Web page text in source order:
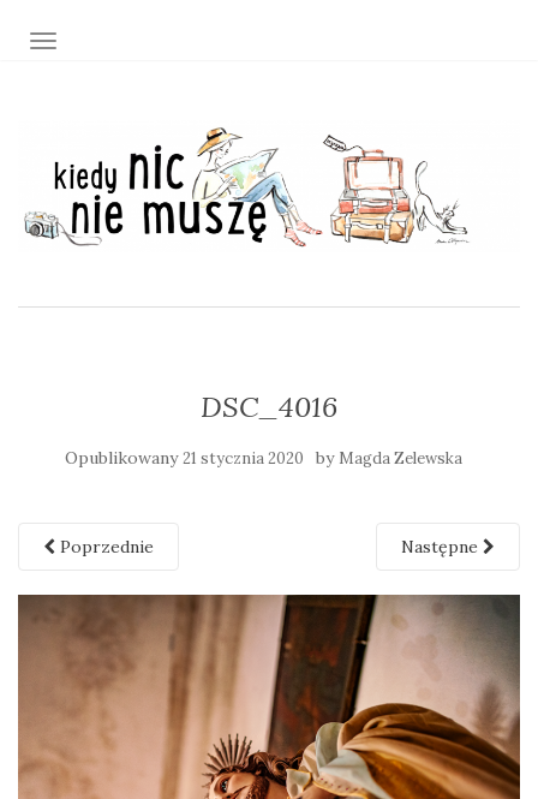
TOGGLE NAVIGATION
DSC_4016
Opublikowany21 stycznia 2020 by Magda Zelewska
Poprzednie Następne